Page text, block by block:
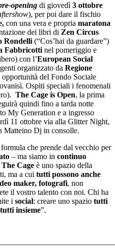
opening di giovedì 3 ottobre
), per poi dare il fischio
con una vera e propria maratona
dei libri di Zen Circus
Rondelli (“Cos’hai da guardare”)
Fabbricotti nel pomeriggio e
con l’European Social
organizzato da Regione
del Fondo Sociale
Ospiti speciali i fenomenali
The Cage is Open, la prima
quindi fino a tarda notte
My Generation e a ingresso
11 ottobre via alla Glitter Night,
Matteino Dj in consolle.
che prende dal vecchio per
– ma siamo in continuo
The Cage è uno spazio della
ma a cui tutti possono anche
maker, fotografi, non
il vostro talento con noi. Chi ha
i social: creare uno spazio tutti
insieme”.